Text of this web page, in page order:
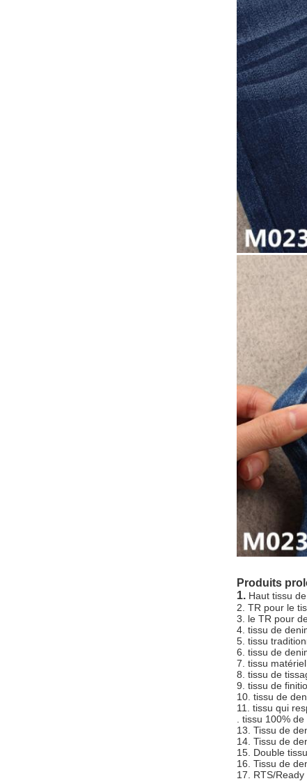
Produits
1. Haut tissu
2. TR pour le
3. le TR pour
4. tissu de
5. tissu
6. tissu de
7. tissu
8. tissu de
9. tissu de
10. tissu de
11. tissu qui
. tissu 100%
13. Tissu de
14. Tissu de
15. Double
16. Tissu de
17. RTS/